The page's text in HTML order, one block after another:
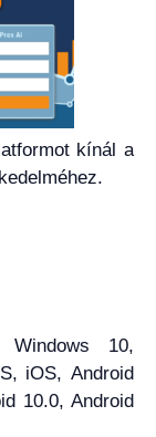
kínál a
Windows 10,
iOS, Android
10.0, Android